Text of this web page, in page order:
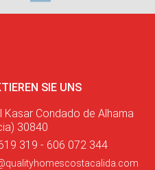
SIE UNS
Kasar Condado de Alhama
30840
319 - 606 072 344